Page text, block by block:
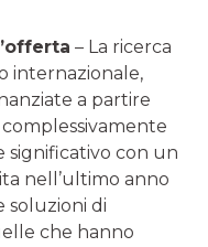
– La ricerca
internazionale,
a partire
significativo con un
nell’ultimo anno
soluzioni di
che hanno